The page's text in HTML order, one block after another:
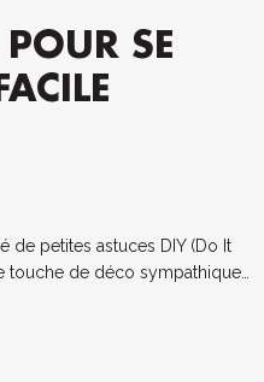
SE
de petites astuces DIY (Do It
touche de déco sympathique…